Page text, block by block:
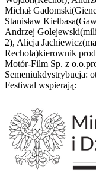
Michał
Stanisław
Andrzej
2), Alicja
Rechola)kierownik
Motór-Film Sp. z
Semeniukdystrybucja:
Festiwal wspierają: